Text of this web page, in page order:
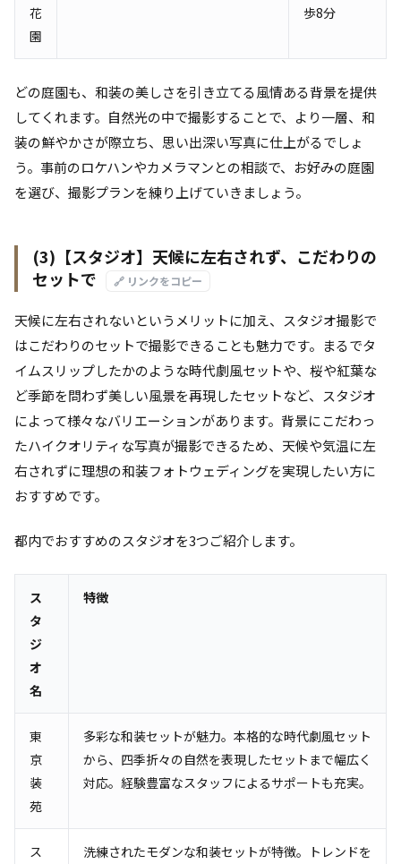
花
園
歩8分
どの庭園も、和装の美しさを引き立てる風情ある背景を提供
してくれます。自然光の中で撮影することで、より一層、和
装の鮮やかさが際立ち、思い出深い写真に仕上がるでしょ
う。事前のロケハンやカメラマンとの相談で、お好みの庭園
を選び、撮影プランを練り上げていきましょう。
(3)【スタジオ】天候に左右されず、こだわりの
セットで
🔗 リンクをコピー
天候に左右されないというメリットに加え、スタジオ撮影で
はこだわりのセットで撮影できることも魅力です。まるでタ
イムスリップしたかのような時代劇風セットや、桜や紅葉な
ど季節を問わず美しい風景を再現したセットなど、スタジオ
によって様々なバリエーションがあります。背景にこだわっ
たハイクオリティな写真が撮影できるため、天候や気温に左
右されずに理想の和装フォトウェディングを実現したい方に
おすすめです。
都内でおすすめのスタジオを3つご紹介します。
ス
タ
ジ
オ
名
特徴
東
京
装
苑
多彩な和装セットが魅力。本格的な時代劇風セット
から、四季折々の自然を表現したセットまで幅広く
対応。経験豊富なスタッフによるサポートも充実。
ス
洗練されたモダンな和装セットが特徴。トレンドを